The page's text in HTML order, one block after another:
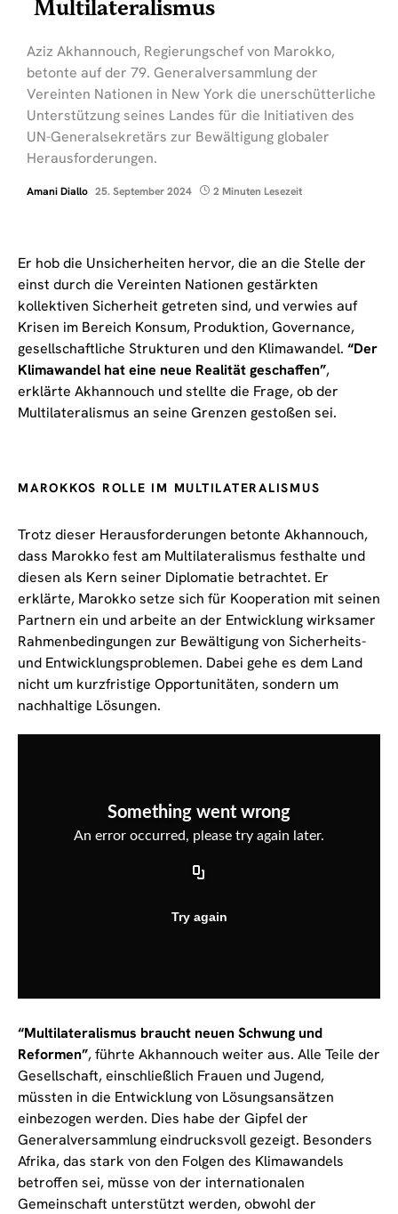
Multilateralismus
Aziz Akhannouch, Regierungschef von Marokko,
betonte auf der 79. Generalversammlung der
Vereinten Nationen in New York die unerschütterliche
Unterstützung seines Landes für die Initiativen des
UN-Generalsekretärs zur Bewältigung globaler
Herausforderungen.
Amani Diallo 25. September 2024 2 Minuten Lesezeit
Er hob die Unsicherheiten hervor, die an die Stelle der
einst durch die Vereinten Nationen gestärkten
kollektiven Sicherheit getreten sind, und verwies auf
Krisen im Bereich Konsum, Produktion, Governance,
gesellschaftliche Strukturen und den Klimawandel. “Der
Klimawandel hat eine neue Realität geschaffen”,
erklärte Akhannouch und stellte die Frage, ob der
Multilateralismus an seine Grenzen gestoßen sei.
MAROKKOS ROLLE IM MULTILATERALISMUS
Trotz dieser Herausforderungen betonte Akhannouch,
dass Marokko fest am Multilateralismus festhalte und
diesen als Kern seiner Diplomatie betrachtet. Er
erklärte, Marokko setze sich für Kooperation mit seinen
Partnern ein und arbeite an der Entwicklung wirksamer
Rahmenbedingungen zur Bewältigung von Sicherheits-
und Entwicklungsproblemen. Dabei gehe es dem Land
nicht um kurzfristige Opportunitäten, sondern um
nachhaltige Lösungen.
“Multilateralismus braucht neuen Schwung und
Reformen”, führte Akhannouch weiter aus. Alle Teile der
Gesellschaft, einschließlich Frauen und Jugend,
müssten in die Entwicklung von Lösungsansätzen
einbezogen werden. Dies habe der Gipfel der
Generalversammlung eindrucksvoll gezeigt. Besonders
Afrika, das stark von den Folgen des Klimawandels
betroffen sei, müsse von der internationalen
Gemeinschaft unterstützt werden, obwohl der